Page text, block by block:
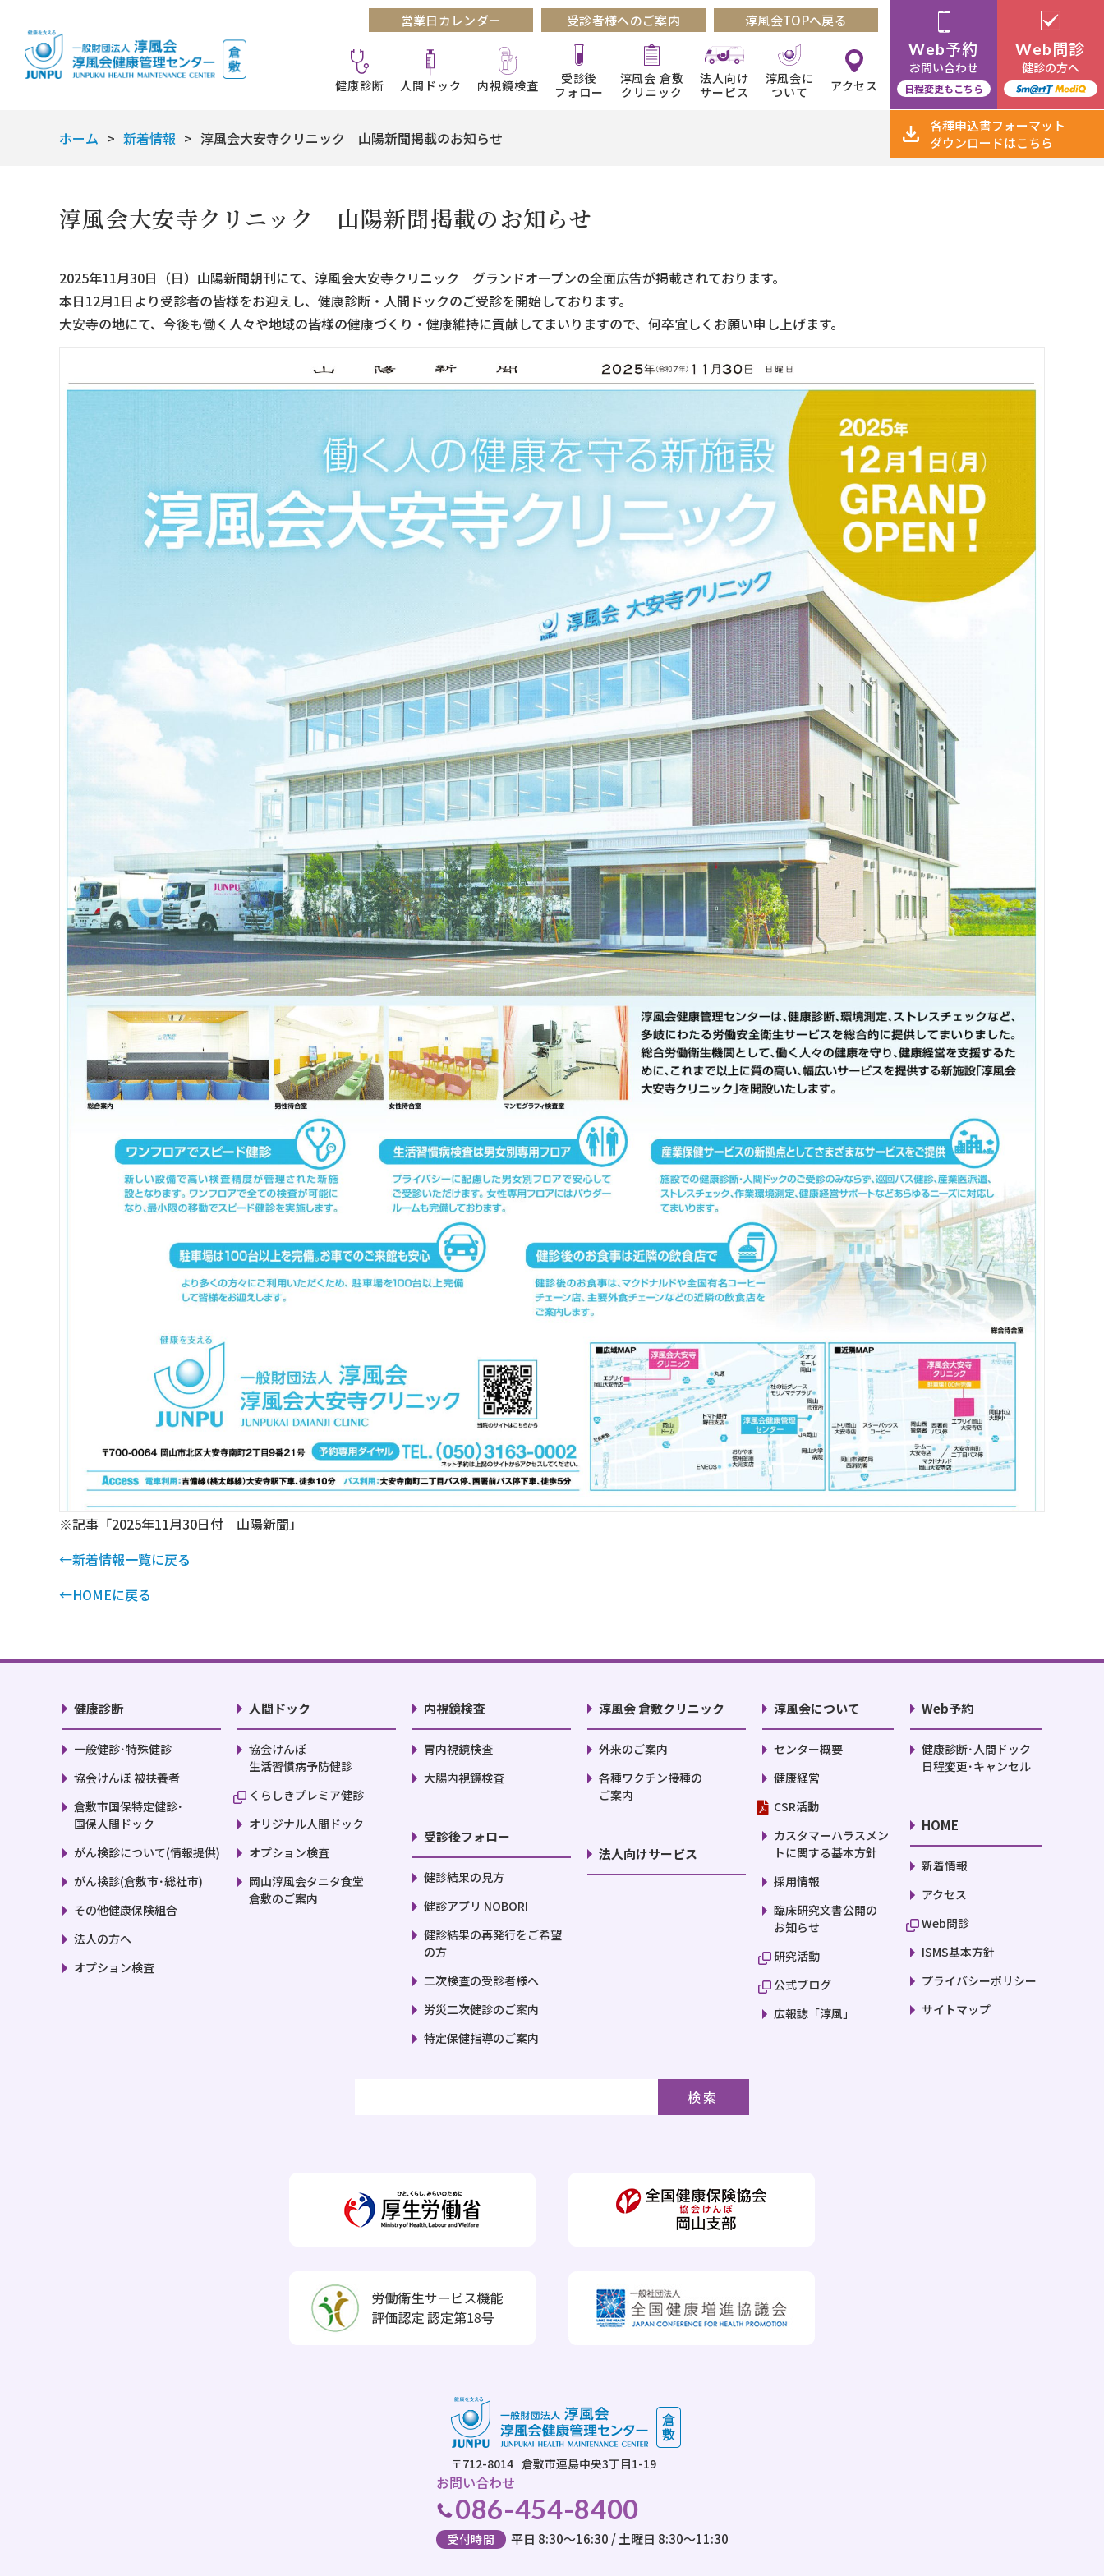
営業日カレンダー 受診者様へのご案内 淳風会TOPへ戻る
健康診断 人間ドック 内視鏡検査
受診後
フォロー
淳風会 倉敷
クリニック
法人向け
サービス
淳風会に
ついて
アクセス
Web予約
お問い合わせ
日程変更もこちら
Web問診
健診の方へ
各種申込書フォーマット
ダウンロードはこちら
ホーム 新着情報 淳風会大安寺クリニック 山陽新聞掲載のお知らせ
淳風会大安寺クリニック 山陽新聞掲載のお知らせ
2025年11月30日（日）山陽新聞朝刊にて、淳風会大安寺クリニック グランドオープンの全面広告が掲載されております。
本日12月1日より受診者の皆様をお迎えし、健康診断・人間ドックのご受診を開始しております。
大安寺の地にて、今後も働く人々や地域の皆様の健康づくり・健康維持に貢献してまいりますので、何卒宜しくお願い申し上げます。
※記事「2025年11月30日付 山陽新聞」
←新着情報一覧に戻る
←HOMEに戻る
健康診断
一般健診･特殊健診
協会けんぽ 被扶養者
倉敷市国保特定健診･
国保人間ドック
がん検診について(情報提供)
がん検診(倉敷市･総社市)
その他健康保険組合
法人の方へ
オプション検査
人間ドック
協会けんぽ
生活習慣病予防健診
くらしきプレミア健診
オリジナル人間ドック
オプション検査
岡山淳風会タニタ食堂
倉敷のご案内
内視鏡検査
胃内視鏡検査
大腸内視鏡検査
受診後フォロー
健診結果の見方
健診アプリ NOBORI
健診結果の再発行をご希望
の方
二次検査の受診者様へ
労災二次健診のご案内
特定保健指導のご案内
淳風会 倉敷クリニック
外来のご案内
各種ワクチン接種の
ご案内
法人向けサービス
淳風会について
センター概要
健康経営
CSR活動
カスタマーハラスメン
トに関する基本方針
採用情報
臨床研究文書公開の
お知らせ
研究活動
公式ブログ
広報誌「淳風」
Web予約
健康診断･人間ドック
日程変更･キャンセル
HOME
新着情報
アクセス
Web問診
ISMS基本方針
プライバシーポリシー
サイトマップ
〒712-8014 倉敷市連島中央3丁目1-19
お問い合わせ
086-454-8400
受付時間 平日 8:30～16:30 / 土曜日 8:30～11:30